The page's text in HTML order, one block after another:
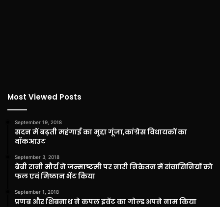
Most Viewed Posts
September 19, 2018
सदन में बढ़ती महंगाई का मुद्दा गूंजा,कांग्रेस विधायकों का
वॉकआउट
September 3, 2018
बेबी रानी मौर्य ने जन्माष्टमी पर नारी निकेतन में संवासिनियों को
फल एवं मिष्ठान भेंट किया
September 1, 2018
प्रणब और शिबनाथ ने कपल इवेंट का गोल्ड अपने नाम किया